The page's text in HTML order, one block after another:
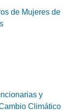
de Mujeres de
y
Climático